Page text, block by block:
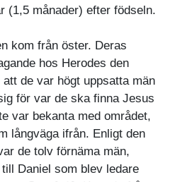
(1,5 månader) efter födseln.
kom från öster. Deras
hos Herodes den
de var högt uppsatta män
för var de ska finna Jesus
var bekanta med området,
långväga ifrån. Enligt den
de tolv förnäma män,
Daniel som blev ledare